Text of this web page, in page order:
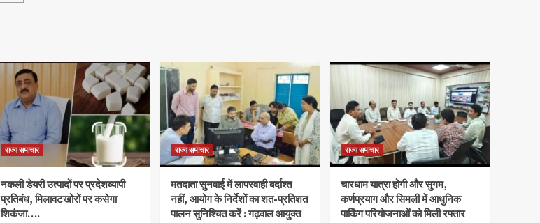
राज्य समाचार
नकली डेयरी उत्पादों पर प्रदेशव्यापी
प्रतिबंध, मिलावटखोरों पर कसेगा
शिकंजा….
राज्य समाचार
मतदाता सुनवाई में लापरवाही बर्दाश्त
नहीं, आयोग के निर्देशों का शत-प्रतिशत
पालन सुनिश्चित करें : गढ़वाल आयुक्त
राज्य समाचार
चारधाम यात्रा होगी और सुगम,
कर्णप्रयाग और सिमली में आधुनिक
पार्किंग परियोजनाओं को मिली रफ्तार